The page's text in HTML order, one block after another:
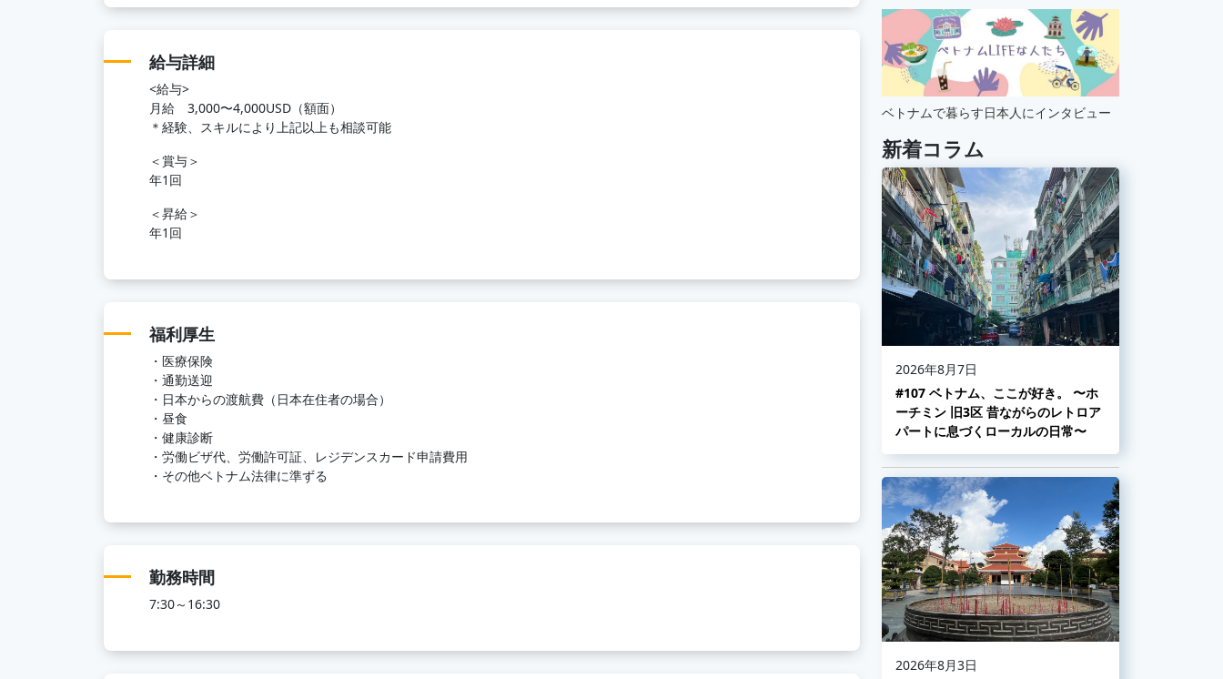
給与詳細
<給与>
月給 3,000〜4,000USD（額面）
＊経験、スキルにより上記以上も相談可能
＜賞与＞
年1回
＜昇給＞
年1回
福利厚生
・医療保険
・通勤送迎
・日本からの渡航費（日本在住者の場合）
・昼食
・健康診断
・労働ビザ代、労働許可証、レジデンスカード申請費用
・その他ベトナム法律に準ずる
勤務時間
7:30～16:30
ベトナムで暮らす日本人にインタビュー
新着コラム
2026年8月7日
#107 ベトナム、ここが好き。 〜ホ
ーチミン 旧3区 昔ながらのレトロア
パートに息づくローカルの日常〜
2026年8月3日